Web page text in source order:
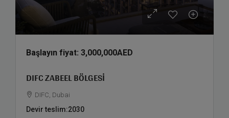
Başlayın fiyat: 3,000,000AED
DIFC ZABEEL BÖLGESI
DIFC, Dubai
Devir teslim:2030